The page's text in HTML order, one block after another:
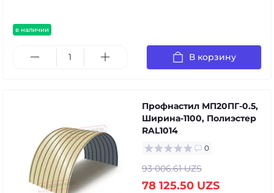
в наличии
В корзину
Профнастил МП20ПГ-0.5,
Ширина-1100, Полиэстер
RAL1014
0
93 006.61 UZS
78 125.50 UZS